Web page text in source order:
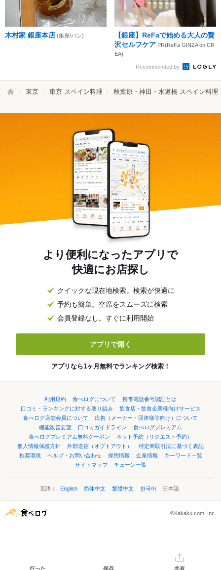
木村家 銀座本店 (銀座/パン)
【銀座】ReFaで始める大人の贅
沢セルフケア PR(ReFa GINZA on CR
EA)
Recommended by
東京 東京 スペイン料理 秋葉原・神田・水道橋 スペイン料理
より便利になったアプリで
快適にお店探し
クイックな現在地検索。検索が快適に
予約も簡単。空席をスムーズに検索
会員登録なし。すぐに利用開始
アプリで開く
アプリなら1ヶ月無料でランキング検索！
利用規約 食べログについて
携帯電話番号認証とは
口コミ・ランキングに対する取り組み
飲食店・飲食企業様向けサービス
食べログ店舗会員について
広告（メーカー・団体様等向け）について
機能改善要望
口コミガイドライン
食べログプレミアム
食べログプレミアム無料クーポン
ネット予約（リクエスト予約）
個人情報保護方針
外部送信（オプトアウト）
特定商取引法に基づく表記
推奨環境
ヘルプ・お問い合わせ 採用情報 企業情報
キーワード一覧
サイトマップ
チェーン一覧
言語： English 简体中文 繁體中文 한국어 日本語
©Kakaku.com, Inc.
行った 保存 共有